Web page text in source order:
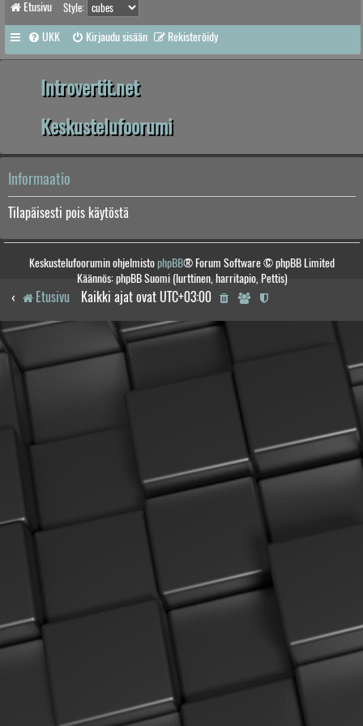
Etusivu Style:
UKK Kirjaudu sisään Rekisteröidy
Introvertit.net
Keskustelufoorumi
Informaatio
Tilapäisesti pois käytöstä
Keskustelufoorumin ohjelmistophpBB® Forum Software © phpBB Limited
Käännös: phpBB Suomi (lurttinen, harritapio, Pettis)
Etusivu Kaikki ajat ovat UTC+03:00